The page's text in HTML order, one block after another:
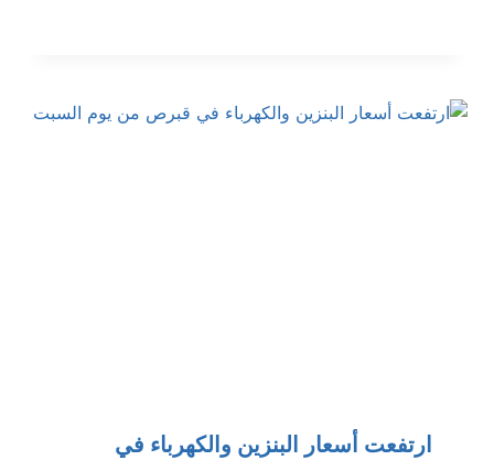
ارتفعت أسعار البنزين والكهرباء في